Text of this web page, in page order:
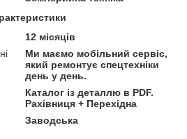
12 місяців
Ми маємо мобільний сервіс,
який ремонтує спецтехніки
день у день.
Каталог із деталлю в PDF.
Рахівниця + Перехідна
Заводська